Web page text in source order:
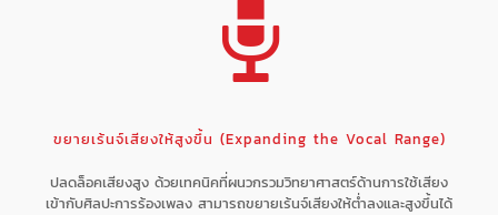
ขยายเร้นจ์เสียงให้สูงขึ้น (Expanding the Vocal Range)
ปลดล็อคเสียงสูง ด้วยเทคนิคที่ผนวกรวมวิทยาศาสตร์ด้านการใช้เสียง
เข้ากับศิลปะการร้องเพลง สามารถขยายเร้นจ์เสียงให้ต่ำลงและสูงขึ้นได้